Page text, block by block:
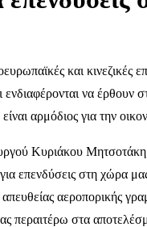
και
να έρθουν
αρμόδιος για την
Κυριάκου Μητσοτάκη
για επενδύσεις στη
αεροπορικής
περαιτέρω στα